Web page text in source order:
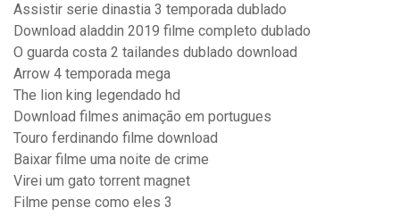
Assistir serie dinastia 3 temporada dublado
Download aladdin 2019 filme completo dublado
O guarda costa 2 tailandes dublado download
Arrow 4 temporada mega
The lion king legendado hd
Download filmes animação em portugues
Touro ferdinando filme download
Baixar filme uma noite de crime
Virei um gato torrent magnet
Filme pense como eles 3